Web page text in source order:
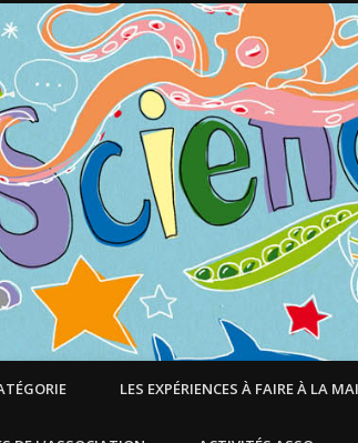
LES EXPÉRIENCES À FAIRE À LA